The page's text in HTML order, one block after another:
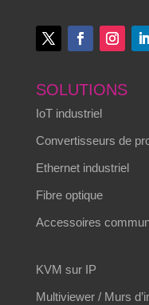
SOLUTIONS
IoT industriel
Convertisseurs de
Ethernet industriel
Fibre optique
Accessoires
KVM sur IP
Multiviewer / Murs